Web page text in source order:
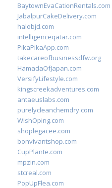
BaytownEvaCationRentals.com
JabalpurCakeDelivery.com
halobjd.com
intelligenceqatar.com
PikaPikaApp.com
takecareofbusinessdfw.org
HamadaOfJapan.com
VersifyLifestyle.com
kingscreekadventures.com
antaeuslabs.com
purelycleanchemdry.com
WishOping.com
shoplegacee.com
bonvivantshop.com
CupPlante.com
mpzin.com
stcreal.com
PopUpFlea.com